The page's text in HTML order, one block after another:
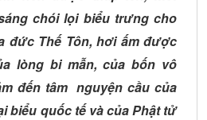
chói lọi biểu trưng cho
đức Thế Tôn, hơi ấm được
lòng bi mẫn, của bốn vô
đến tâm nguyện cầu của
biểu quốc tế và của Phật tử